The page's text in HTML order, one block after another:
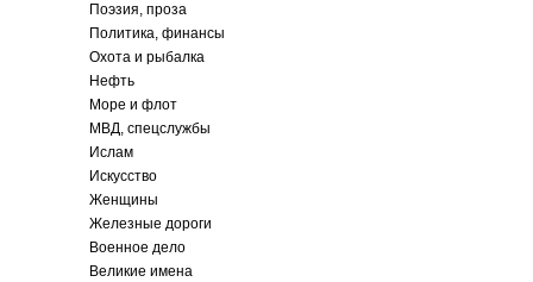
Поэзия, проза
Политика, финансы
Охота и рыбалка
Нефть
Море и флот
МВД, спецслужбы
Ислам
Искусство
Женщины
Железные дороги
Военное дело
Великие имена